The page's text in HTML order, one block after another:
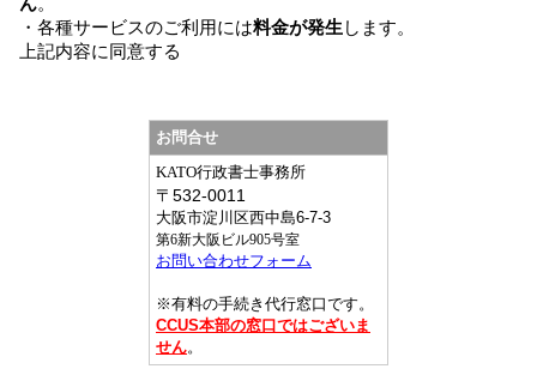
お問合せ
KATO行政書士事務所
〒 532-0011
大阪市淀川区西中島6-7-3
第6新大阪ビル905号室
お問い合わせフォーム
※有料の手続き代行窓口です。
CCUS本部の窓口ではございま
せん。